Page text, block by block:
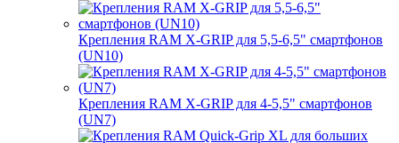
Крепления RAM X-GRIP для 5,5-6,5" смартфонов
(UN10)
Крепления RAM X-GRIP для 4-5,5" смартфонов
(UN7)